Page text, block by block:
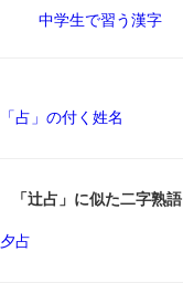
中学生で習う漢字
「占」の付く姓名
「辻占」に似た二字熟語
夕占